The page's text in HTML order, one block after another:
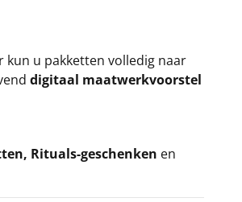
kun u pakketten volledig naar
digitaal maatwerkvoorstel
, Rituals-geschenken en